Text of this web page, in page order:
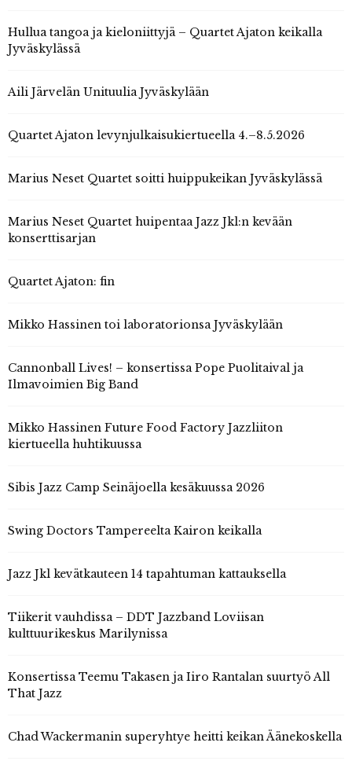
Hullua tangoa ja kieloniittyjä – Quartet Ajaton keikalla
Jyväskylässä
Aili Järvelän Unituulia Jyväskylään
Quartet Ajaton levynjulkaisukiertueella 4.–8.5.2026
Marius Neset Quartet soitti huippukeikan Jyväskylässä
Marius Neset Quartet huipentaa Jazz Jkl:n kevään
konserttisarjan
Quartet Ajaton: fin
Mikko Hassinen toi laboratorionsa Jyväskylään
Cannonball Lives! – konsertissa Pope Puolitaival ja
Ilmavoimien Big Band
Mikko Hassinen Future Food Factory Jazzliiton
kiertueella huhtikuussa
Sibis Jazz Camp Seinäjoella kesäkuussa 2026
Swing Doctors Tampereelta Kairon keikalla
Jazz Jkl kevätkauteen 14 tapahtuman kattauksella
Tiikerit vauhdissa – DDT Jazzband Loviisan
kulttuurikeskus Marilynissa
Konsertissa Teemu Takasen ja Iiro Rantalan suurtyö All
That Jazz
Chad Wackermanin superyhtye heitti keikan Äänekoskella